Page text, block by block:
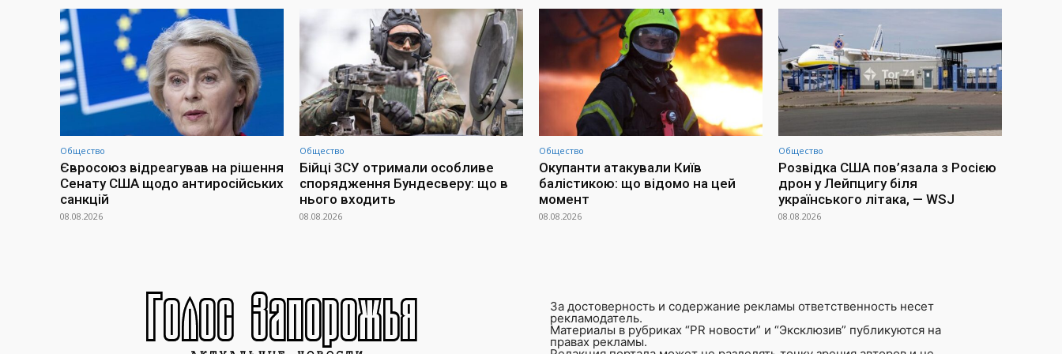
Общество
Євросоюз відреагував на рішення
Сенату США щодо антиросійських
санкцій
08.08.2026
Общество
Бійці ЗСУ отримали особливе
спорядження Бундесверу: що в
нього входить
08.08.2026
Общество
Окупанти атакували Київ
балістикою: що відомо на цей
момент
08.08.2026
Общество
Розвідка США пов’язала з Росією
дрон у Лейпцигу біля
українського літака, — WSJ
08.08.2026
За достоверность и содержание рекламы ответственность несет
рекламодатель.
Материалы в рубриках “PR новости” и “Эксклюзив” публикуются на
правах рекламы.